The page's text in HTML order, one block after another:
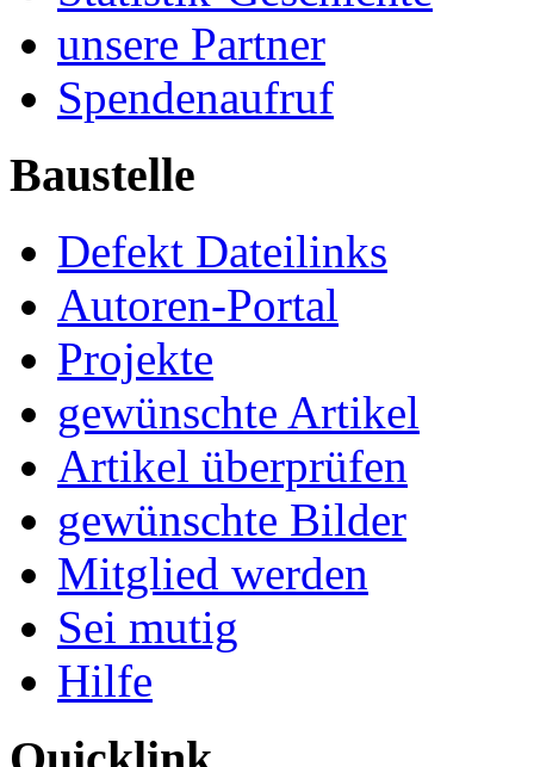
unsere Partner
Spendenaufruf
Baustelle
Defekt Dateilinks
Autoren-Portal
Projekte
gewünschte Artikel
Artikel überprüfen
gewünschte Bilder
Mitglied werden
Sei mutig
Hilfe